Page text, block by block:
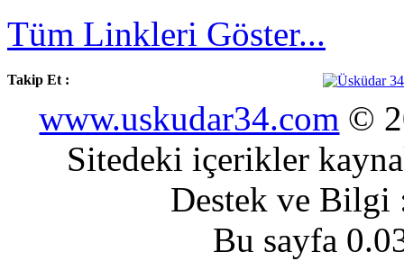
Tüm Linkleri Göster...
Takip Et :
www.uskudar34.com ©
Sitedeki içerikler
Destek ve
Bu sayfa